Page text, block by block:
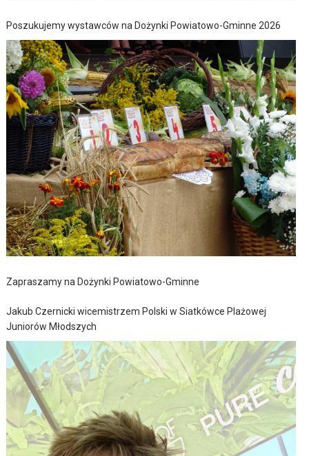
Poszukujemy wystawców na Dożynki Powiatowo-Gminne 2026
Zapraszamy na Dożynki Powiatowo-Gminne
Jakub Czernicki wicemistrzem Polski w Siatkówce Plażowej
Juniorów Młodszych